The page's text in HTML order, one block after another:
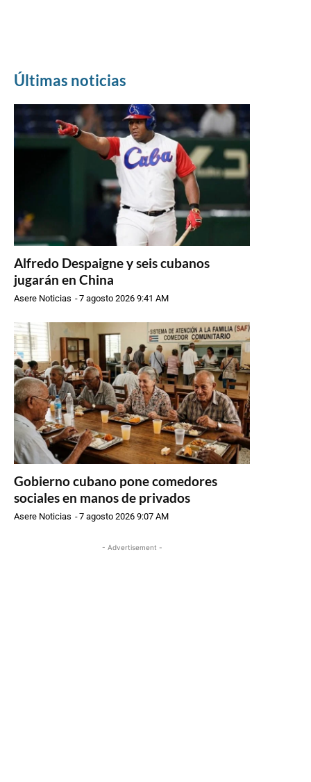
Últimas noticias
Alfredo Despaigne y seis cubanos
jugarán en China
Asere Noticias -7 agosto 2026 9:41 AM
Gobierno cubano pone comedores
sociales en manos de privados
Asere Noticias -7 agosto 2026 9:07 AM
- Advertisement -